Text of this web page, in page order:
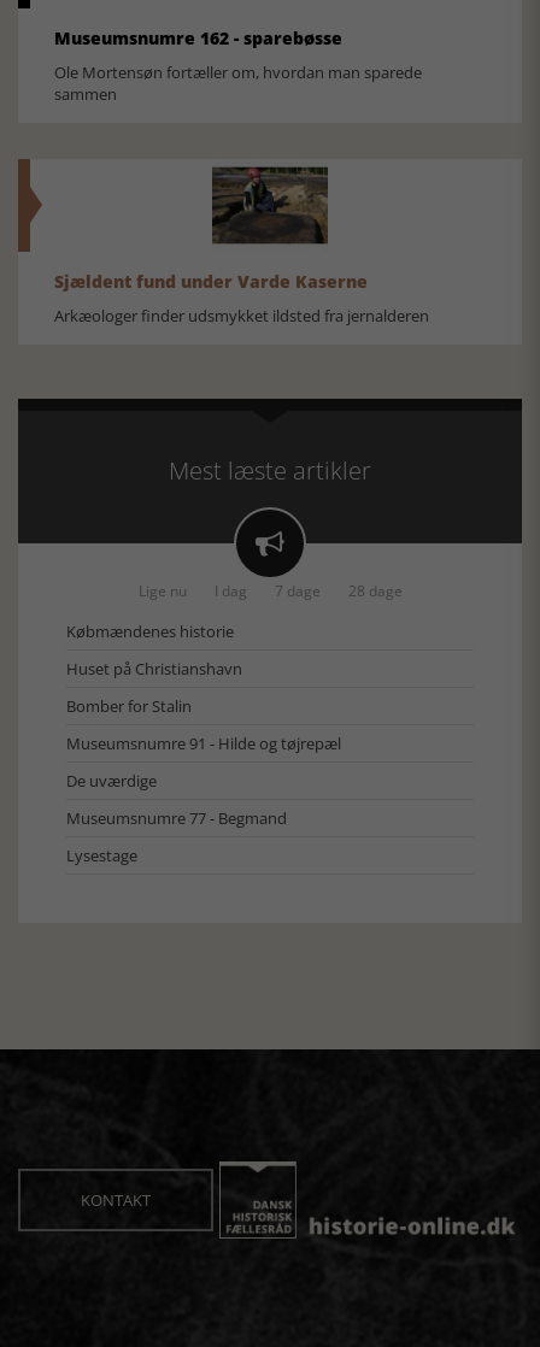
Museumsnumre 162 - sparebøsse
Ole Mortensøn fortæller om, hvordan man sparede
sammen
Sjældent fund under Varde Kaserne
Arkæologer finder udsmykket ildsted fra jernalderen
Mest læste artikler

Lige nu I dag 7 dage 28 dage
Købmændenes historie
Huset på Christianshavn
Bomber for Stalin
Museumsnumre 91 - Hilde og tøjrepæl
De uværdige
Museumsnumre 77 - Begmand
Lysestage
KONTAKT